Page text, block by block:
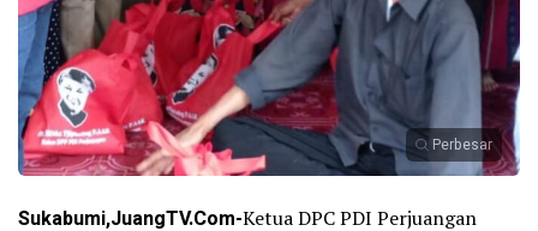
Perbesar
Sukabumi,JuangTV.Com-Ketua DPC PDI Perjuangan